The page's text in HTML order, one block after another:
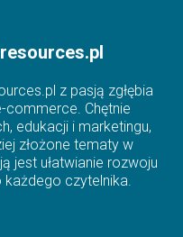
z pasją zgłębia
commerce. Chętnie
edukacji i marketingu,
złożone tematy w
jest ułatwianie rozwoju
czytelnika.